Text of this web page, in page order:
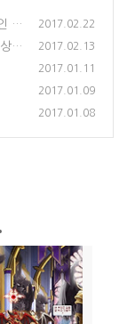
완
2017.02.22
2017.02.13
2017.01.11
2017.01.09
2017.01.08